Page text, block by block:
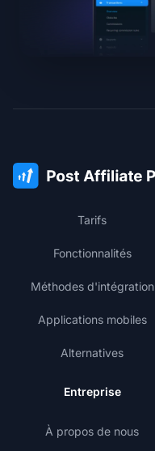
Tarifs
Fonctionnalités
Méthodes d'intégration
Applications mobiles
Alternatives
Entreprise
À propos de nous